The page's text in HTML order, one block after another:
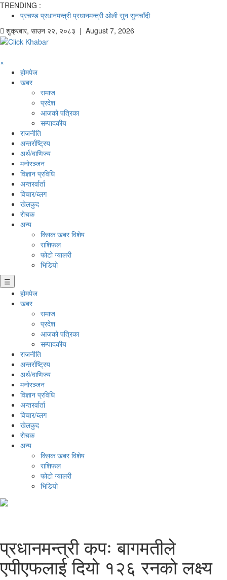
TRENDING :
प्रचण्ड प्रधानमन्त्री प्रधानमन्त्री ओली सुन सुनचाँदी
शुक्रबार, साउन २२, २०८३ | August 7, 2026
×
होमपेज
खबर
समाज
प्रदेश
आजको पत्रिका
सम्पादकीय
राजनीति
अन्तर्राष्ट्रिय
अर्थ/वाणिज्य
मनाेरञ्जन
विज्ञान प्रविधि
अन्तरर्वार्ता
विचार/ब्लग
खेलकुद
रोचक
अन्य
क्लिक खबर विशेष
राशिफल
फोटो ग्यालरी
भिडियो
☰
होमपेज
खबर
समाज
प्रदेश
आजको पत्रिका
सम्पादकीय
राजनीति
अन्तर्राष्ट्रिय
अर्थ/वाणिज्य
मनाेरञ्जन
विज्ञान प्रविधि
अन्तरर्वार्ता
विचार/ब्लग
खेलकुद
रोचक
अन्य
क्लिक खबर विशेष
राशिफल
फोटो ग्यालरी
भिडियो
प्रधानमन्त्री कपः बागमतीले
एपीएफलाई दियो १२६ रनको लक्ष्य